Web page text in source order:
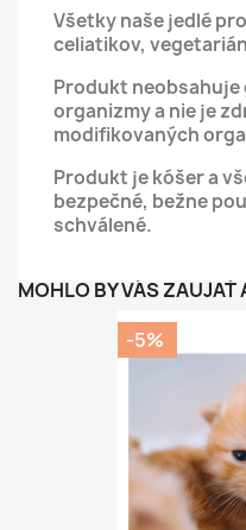
Všetky naše jedlé
celiatikov,
Produkt
organizmy a nie je
modifikovaných
Produkt je kóšer a
bezpečné, bežne
schválené.
MOHLO BY VÁS ZAUJAŤ
-5%